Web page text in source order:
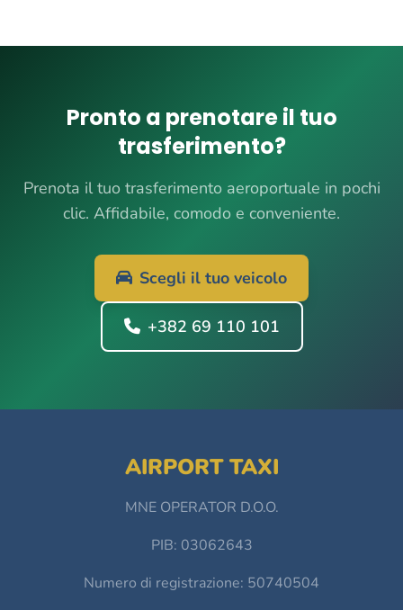
Pronto a prenotare il tuo
trasferimento?
Prenota il tuo trasferimento aeroportuale in pochi
clic. Affidabile, comodo e conveniente.
Scegli il tuo veicolo
+382 69 110 101
AIRPORT TAXI
MNE OPERATOR D.O.O.
PIB: 03062643
Numero di registrazione: 50740504